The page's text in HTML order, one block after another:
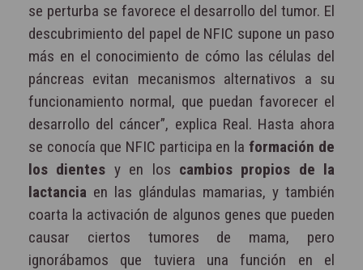
se perturba se favorece el desarrollo del tumor. El
descubrimiento del papel de NFIC supone un paso
más en el conocimiento de cómo las células del
páncreas evitan mecanismos alternativos a su
funcionamiento normal, que puedan favorecer el
desarrollo del cáncer”, explica Real. Hasta ahora
se conocía que NFIC participa en laformación de
los dientes y en los cambios propios de la
lactancia en las glándulas mamarias, y también
coarta la activación de algunos genes que pueden
causar ciertos tumores de mama, pero
ignorábamos que tuviera una función en el